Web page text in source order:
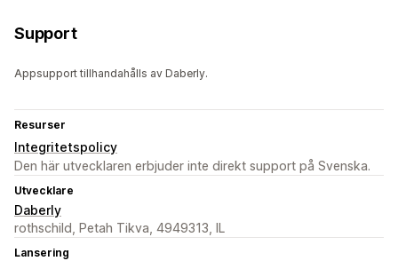
Support
Appsupport tillhandahålls av Daberly.
Resurser
Integritetspolicy
Den här utvecklaren erbjuder inte direkt support på Svenska.
Utvecklare
Daberly
rothschild, Petah Tikva, 4949313, IL
Lansering